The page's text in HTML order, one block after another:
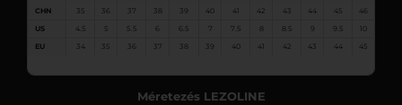
CHN 35 36 37 38 39 40 41 42 43 44 45 46
US
4.5 5 5.5 6 6.5 7 7.5 8 8.5 9 9.5 10
EU
34 35 36 37 38 39 40 41 42 43 44 45
Méretezés LEZOLINE